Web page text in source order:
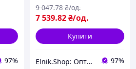
97%
7 539.82₴/од.
9 047.78 ₴/од.
Купити
Elnik.Shop: Оптово-роздрібна компанія 97%